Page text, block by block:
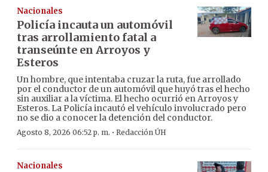
Nacionales
Policía incauta un automóvil
tras arrollamiento fatal a
transeúnte en Arroyos y
Esteros
Un hombre, que intentaba cruzar la ruta, fue arrollado
por el conductor de un automóvil que huyó tras el hecho
sin auxiliar a la víctima. El hecho ocurrió en Arroyos y
Esteros. La Policía incautó el vehículo involucrado pero
no se dio a conocer la detención del conductor.
Agosto 8, 2026 06:52 p. m. · Redacción ÚH
Nacionales